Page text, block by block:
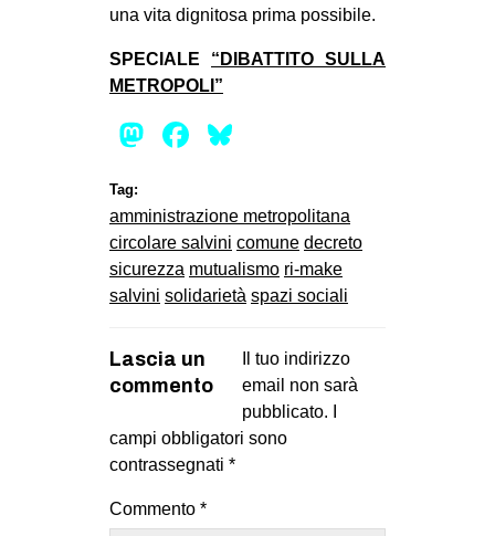
una vita dignitosa prima possibile.
SPECIALE “DIBATTITO SULLA
METROPOLI”
Mastodon
Facebook
Tag:
amministrazione metropolitana
circolare salvini comune decreto
sicurezza mutualismo ri-make
salvini solidarietà spazi sociali
Lascia un
commento
Il tuo indirizzo
email non sarà
pubblicato.
campi obbligatori sono
contrassegnati *
Commento *